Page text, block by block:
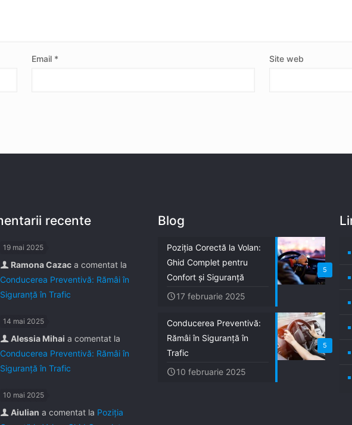
Email * Site web
recente
19 mai 2025
Ramona Cazac a comentat la
Conducerea Preventivă: Rămâi în
Siguranță în Trafic
14 mai 2025
Alessia Mihai a comentat la
Conducerea Preventivă: Rămâi în
Siguranță în Trafic
10 mai 2025
Aiulian a comentat la Poziția
Blog
5
Poziția Corectă la Volan:
Ghid Complet pentru
Confort și Siguranță
17 februarie 2025
5
Conducerea Preventivă:
Rămâi în Siguranță în
Trafic
10 februarie 2025